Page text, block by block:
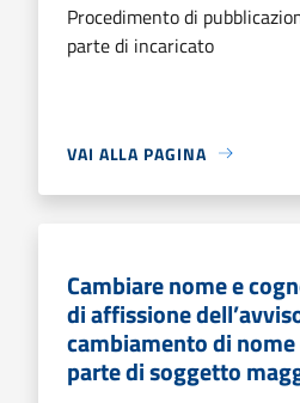
Procedimento di
parte di incaricato
VAI ALLA PAGINA
Cambiare nome e
di affissione
cambiamento di
parte di soggetto